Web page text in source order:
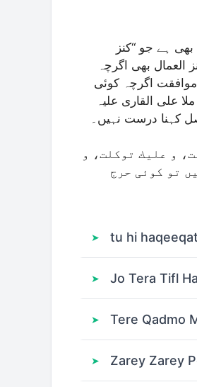
ہے جو “کنز
العمال بھی اگرچہ
اگرچہ کوئی
علی القاری علیہ
کہنا درست نہیں۔
و عليك توكلت، و
تو کوئی حرج
tu hi
Jo Tera Tifl
Tere Qadmo
Zarey Zarey